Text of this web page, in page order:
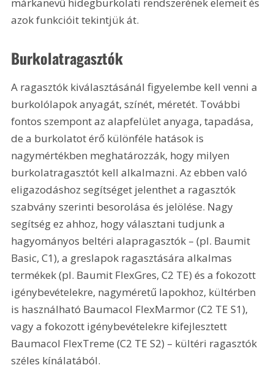
azok funkcióit tekintjük át.
Burkolatragasztók
A ragasztók kiválasztásánál figyelembe kell venni a
burkolólapok anyagát, színét, méretét. További
fontos szempont az alapfelület anyaga, tapadása,
de a burkolatot érő különféle hatások is
nagymértékben meghatározzák, hogy milyen
burkolatragasztót kell alkalmazni. Az ebben való
eligazodáshoz segítséget jelenthet a ragasztók
szabvány szerinti besorolása és jelölése. Nagy
segítség ez ahhoz, hogy választani tudjunk a
hagyományos beltéri alapragasztók – (pl. Baumit
Basic, C1), a greslapok ragasztására alkalmas
termékek (pl. Baumit FlexGres, C2 TE) és a fokozott
igénybevételekre, nagyméretű lapokhoz, kültérben
is használható Baumacol FlexMarmor (C2 TE S1),
vagy a fokozott igénybevételekre kifejlesztett
Baumacol FlexTreme (C2 TE S2) – kültéri ragasztók
széles kínálatából.